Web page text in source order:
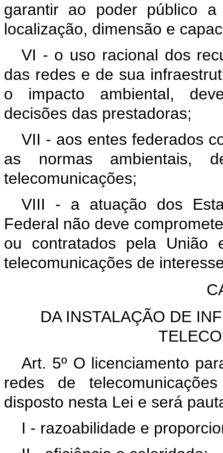
garantir ao poder público
localização, dimensão e
VI - o uso racional dos
das redes e de sua
o impacto ambiental,
decisões das prestadoras;
VII - aos entes federados
as normas ambientais,
telecomunicações;
VIII - a atuação dos
Federal não deve
ou contratados pela União
telecomunicações de
DA INSTALAÇÃO DE
Art. 5º O licenciamento
redes de
disposto nesta Lei e será
I - razoabilidade e